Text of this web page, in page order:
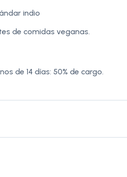
indio
de comidas veganas.
de 14 días: 50% de cargo.